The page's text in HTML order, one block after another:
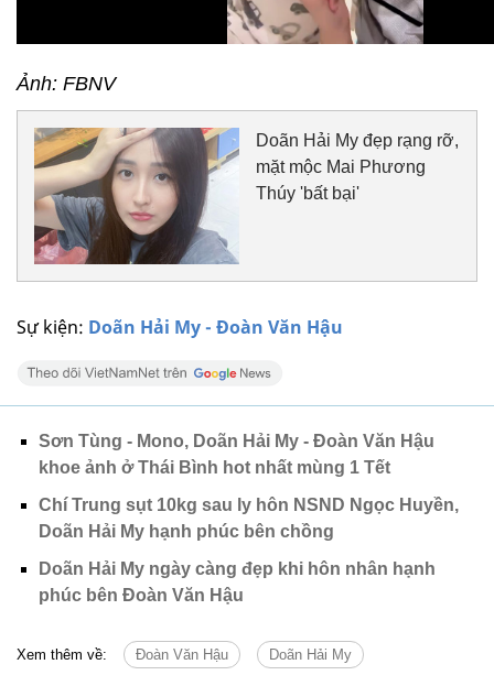
Sự kiện: Doãn Hải My - Đoàn Văn Hậu
Ảnh: FBNV
Doãn Hải My đẹp rạng rỡ,
mặt mộc Mai Phương
Thúy 'bất bại'
Sơn Tùng - Mono, Doãn Hải My - Đoàn Văn Hậu
khoe ảnh ở Thái Bình hot nhất mùng 1 Tết
Chí Trung sụt 10kg sau ly hôn NSND Ngọc Huyền,
Doãn Hải My hạnh phúc bên chồng
Doãn Hải My ngày càng đẹp khi hôn nhân hạnh
phúc bên Đoàn Văn Hậu
Xem thêm về: Đoàn Văn Hậu Doãn Hải My